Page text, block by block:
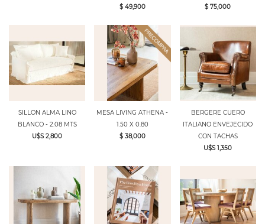
$ 49,900
$ 75,000
SILLON ALMA LINO
BLANCO - 2.08 MTS
U$S 2,800
MESA LIVING ATHENA -
1.50 X 0.80
$ 38,000
BERGERE CUERO
ITALIANO ENVEJECIDO
CON TACHAS
U$S 1,350